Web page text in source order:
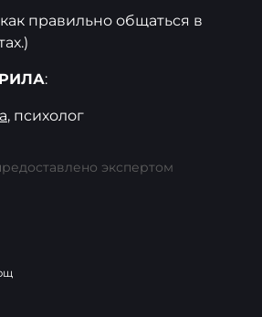
правильно общаться в
:
, психолог
экспертом